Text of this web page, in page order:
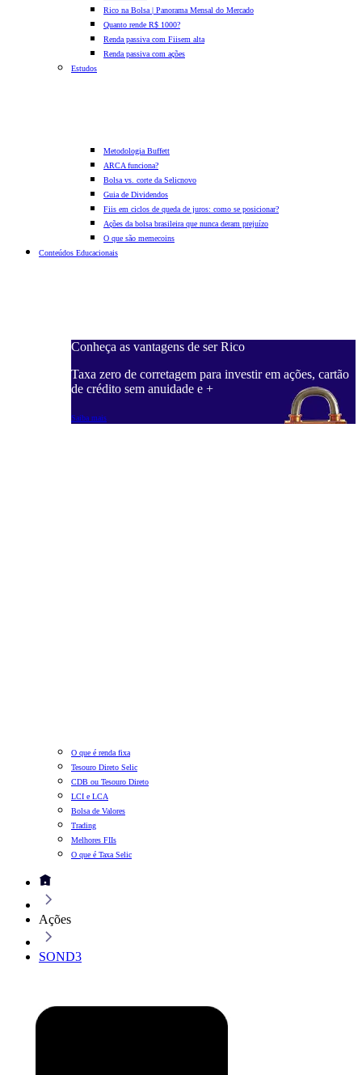
Rico na Bolsa | Panorama Mensal do Mercado
Quanto rende R$ 1000?
Renda passiva com Fiisem alta
Renda passiva com ações
Estudos
Metodologia Buffett
ARCA funciona?
Bolsa vs. corte da Selicnovo
Guia de Dividendos
Fiis em ciclos de queda de juros: como se posicionar?
Ações da bolsa brasileira que nunca deram prejuízo
O que são memecoins
Conteúdos Educacionais
Conheça as vantagens de ser Rico
Taxa zero de corretagem para investir em ações, cartão
de crédito sem anuidade e +
Saiba mais
O que é renda fixa
Tesouro Direto Selic
CDB ou Tesouro Direto
LCI e LCA
Bolsa de Valores
Trading
Melhores FIIs
O que é Taxa Selic
Ações
SOND3